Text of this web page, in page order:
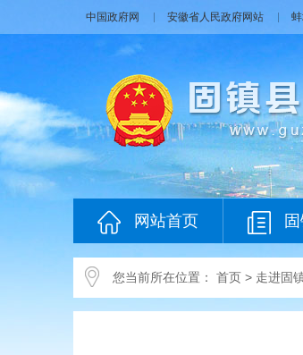
中国政府网 安徽省人民政府网站
网站首页
您当前所在位置： 首页 > 走进固